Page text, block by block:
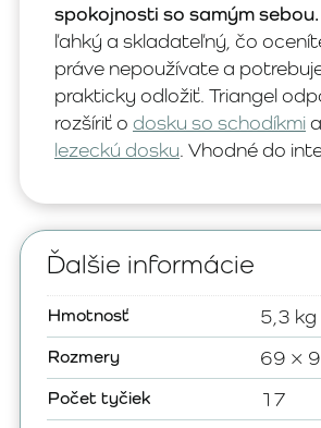
spokojnosti so samým sebou.
ľahký a skladateľný, čo
práve nepoužívate a
prakticky odložiť. Triangel
rozšíriť o dosku so schodíkmi
lezeckú dosku. Vhodné do
Ďalšie informácie
Hmotnosť 5,3 kg
Rozmery 69 ×
Počet tyčiek 17